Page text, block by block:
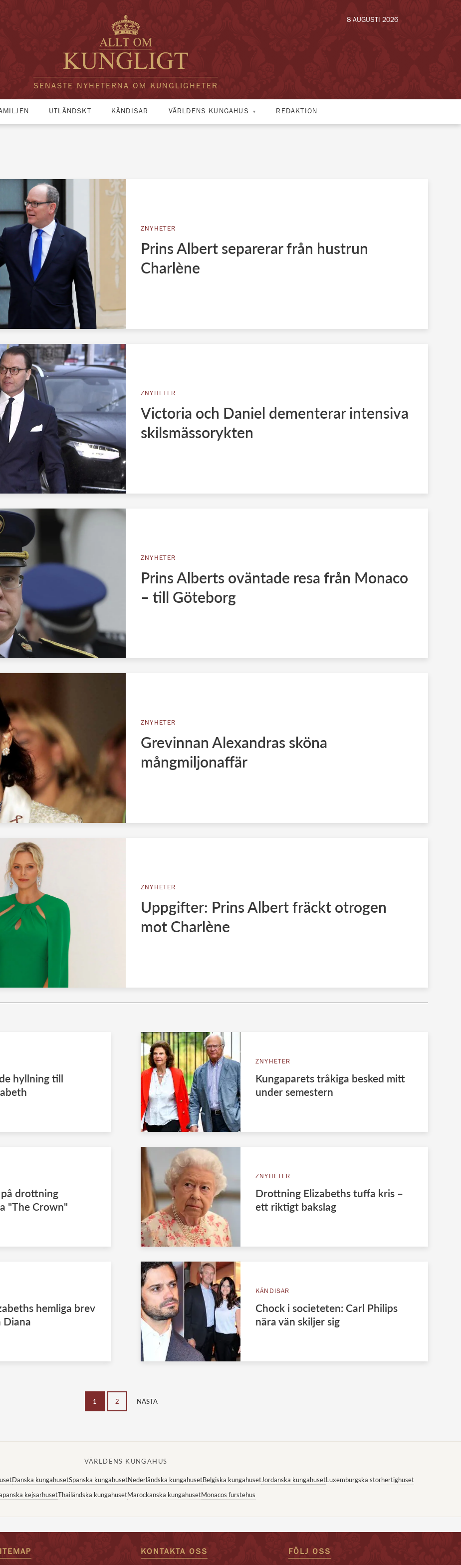
SENASTE NYHETERNA OM KUNGLIGHETER
8 AUGUSTI 2026
UTLÄNDSKT KÄNDISAR VÄRLDENS KUNGAHUS REDAKTION
ZNYHETER
Prins Albert separerar från hustrun
Charlène
ZNYHETER
Victoria och Daniel dementerar intensiva
skilsmässorykten
ZNYHETER
Prins Alberts oväntade resa från Monaco
– till Göteborg
ZNYHETER
Grevinnan Alexandras sköna
mångmiljonaffär
ZNYHETER
Uppgifter: Prins Albert fräckt otrogen
mot Charlène
hyllning till
ZNYHETER
Kungaparets tråkiga besked mitt
under semestern
drottning
"The Crown"
ZNYHETER
Drottning Elizabeths tuffa kris –
ett riktigt bakslag
hemliga brev
Diana
KÄNDISAR
Chock i societeten: Carl Philips
nära vän skiljer sig
1 2 NÄSTA
VÄRLDENS KUNGAHUS
Danska kungahusetSpanska kungahusetNederländska kungahusetBelgiska kungahusetJordanska kungahusetLuxemburgska storhertighuset
kejsarhusetThailändska kungahusetMarockanska kungahusetMonacos furstehus
KONTAKTA OSS FÖLJ OSS